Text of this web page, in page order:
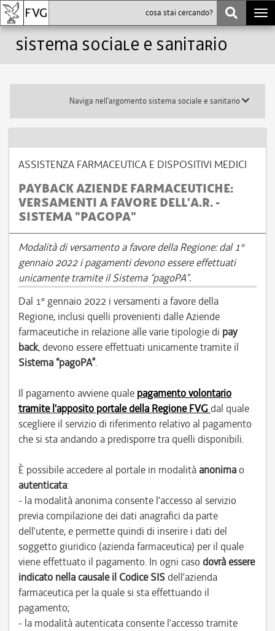
Sistema sociale e sanitario
Toggle
Naviga nell'argomento sistema sociale e sanitario
ASSISTENZA FARMACEUTICA E DISPOSITIVI MEDICI
PAYBACK AZIENDE FARMACEUTICHE:
VERSAMENTI A FAVORE DELL'A.R. -
SISTEMA "PAGOPA"
Modalità di versamento a favore della Regione: dal 1°
gennaio 2022 i pagamenti devono essere effettuati
unicamente tramite il Sistema “pagoPA”.
Dal 1° gennaio 2022 i versamenti a favore della
Regione, inclusi quelli provenienti dalle Aziende
farmaceutiche in relazione alle varie tipologie di pay
back, devono essere effettuati unicamente tramite il
Sistema “pagoPA”.
Il pagamento avviene quale pagamento volontario
tramite l'apposito portale della Regione FVG dal quale
scegliere il servizio di riferimento relativo al pagamento
che si sta andando a predisporre tra quelli disponibili.
È possibile accedere al portale in modalità anonima o
autenticata:
- la modalità anonima consente l’accesso al servizio
previa compilazione dei dati anagrafici da parte
dell’utente, e permette quindi di inserire i dati del
soggetto giuridico (azienda farmaceutica) per il quale
viene effettuato il pagamento. In ogni caso dovrà essere
indicato nella causale il Codice SISdell’azienda
farmaceutica per la quale si sta effettuando il
pagamento;
- la modalità autenticata consente l’accesso tramite